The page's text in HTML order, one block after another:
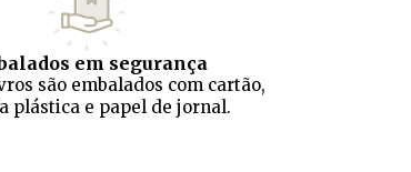
em segurança
são embalados com cartão,
plástica e papel de jornal.